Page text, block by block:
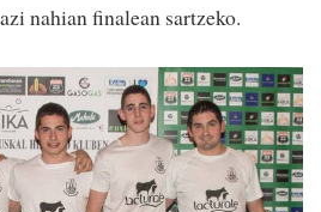
nahian finalean sartzeko.